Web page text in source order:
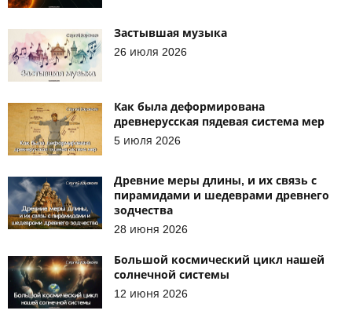
Застывшая музыка
26 июля 2026
Как была деформирована
древнерусская пядевая система мер
5 июля 2026
Древние меры длины, и их связь с
пирамидами и шедеврами древнего
зодчества
28 июня 2026
Большой космический цикл нашей
солнечной системы
12 июня 2026